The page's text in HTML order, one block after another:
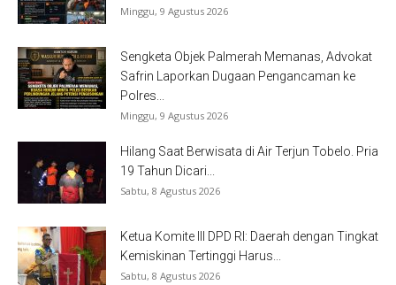
Minggu, 9 Agustus 2026
Sengketa Objek Palmerah Memanas, Advokat
Safrin Laporkan Dugaan Pengancaman ke
Polres...
Minggu, 9 Agustus 2026
Hilang Saat Berwisata di Air Terjun Tobelo. Pria
19 Tahun Dicari...
Sabtu, 8 Agustus 2026
Ketua Komite III DPD RI: Daerah dengan Tingkat
Kemiskinan Tertinggi Harus...
Sabtu, 8 Agustus 2026